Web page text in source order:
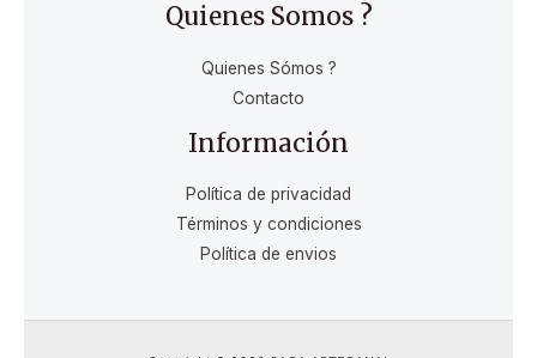
Quienes Somos ?
Quienes Sómos ?
Contacto
Información
Política de privacidad
Términos y condiciones
Política de envios